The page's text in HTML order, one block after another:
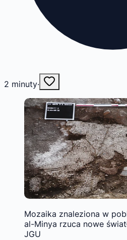
2 minuty·
Mozaika znaleziona w
al-Minya rzuca nowe
JGU